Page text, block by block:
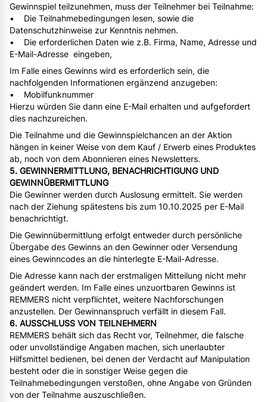
Gewinnspiel teilzunehmen, muss der Teilnehmer bei Teilnahme:
• Die Teilnahmebedingungen lesen, sowie die
Datenschutzhinweise zur Kenntnis nehmen.
• Die erforderlichen Daten wie z.B. Firma, Name, Adresse und
E-Mail-Adresse eingeben,
Im Falle eines Gewinns wird es erforderlich sein, die
nachfolgenden Informationen ergänzend anzugeben:
• Mobilfunknummer
Hierzu würden Sie dann eine E-Mail erhalten und aufgefordert
dies nachzureichen.
Die Teilnahme und die Gewinnspielchancen an der Aktion
hängen in keiner Weise von dem Kauf / Erwerb eines Produktes
ab, noch von dem Abonnieren eines Newsletters.
5. GEWINNERMITTLUNG, BENACHRICHTIGUNG UND
GEWINNÜBERMITTLUNG
Die Gewinner werden durch Auslosung ermittelt. Sie werden
nach der Ziehung spätestens bis zum 10.10.2025 per E-Mail
benachrichtigt.
Die Gewinnübermittlung erfolgt entweder durch persönliche
Übergabe des Gewinns an den Gewinner oder Versendung
eines Gewinncodes an die hinterlegte E-Mail-Adresse.
Die Adresse kann nach der erstmaligen Mitteilung nicht mehr
geändert werden. Im Falle eines unzuortbaren Gewinns ist
REMMERS nicht verpflichtet, weitere Nachforschungen
anzustellen. Der Gewinnanspruch verfällt in diesem Fall.
6. AUSSCHLUSS VON TEILNEHMERN
REMMERS behält sich das Recht vor, Teilnehmer, die falsche
oder unvollständige Angaben machen, sich unerlaubter
Hilfsmittel bedienen, bei denen der Verdacht auf Manipulation
besteht oder die in sonstiger Weise gegen die
Teilnahmebedingungen verstoßen, ohne Angabe von Gründen
von der Teilnahme auszuschließen.